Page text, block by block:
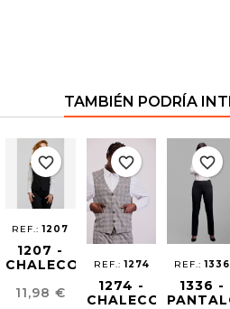
TAMBIÉN PODRÍA
REF.:1207
1207 -
CHALECO
MUJER
Precio
11,98 €
favorite_border
REF.:1274
1274 -
CHALECO
favorite_border
REF.:1336
1336 -
favorite_border